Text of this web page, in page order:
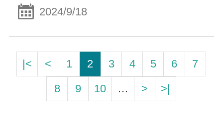
2024/9/18
|< < 1 2 3 4 5 6
7
8
9 10 … > >|